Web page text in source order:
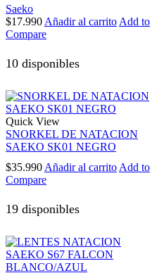
Saeko
$17.990 Añadir al carrito Add to
Compare
10 disponibles
Quick View
SNORKEL DE NATACION
SAEKO SK01 NEGRO
$35.990 Añadir al carrito Add to
Compare
19 disponibles